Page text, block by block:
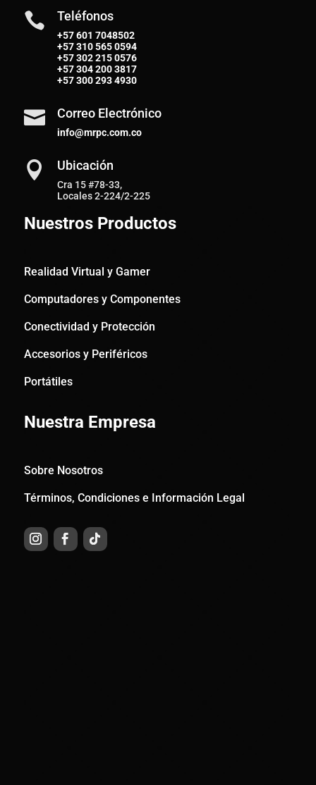
 Teléfonos
+57 601 7048502
+57310 565 0594
+57302 215 0576
+57304 200 3817
+57300 293 4930
 Correo Electrónico
info@mrpc.com.co
 Ubicación
Cra 15 #78-33,
Locales 2-224/2-225
Nuestros Productos
Realidad Virtual y Gamer
Computadores y Componentes
Conectividad y Protección
Accesorios y Periféricos
Portátiles
Nuestra Empresa
Sobre Nosotros
Términos, Condiciones e Información Legal